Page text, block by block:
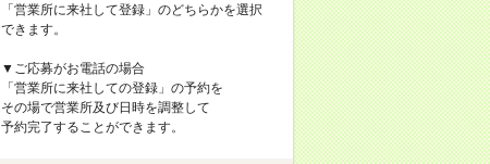
「営業所に来社して登録」のどちらかを選択
できます。
▼ご応募がお電話の場合
「営業所に来社しての登録」の予約を
その場で営業所及び日時を調整して
予約完了することができます。